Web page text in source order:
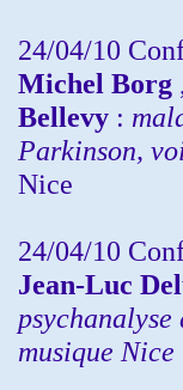
24/04/10
Michel Borg ,
Bellevy :
Parkinson,
Nice
24/04/10
Jean-Luc
psychanalyse
musique Nice